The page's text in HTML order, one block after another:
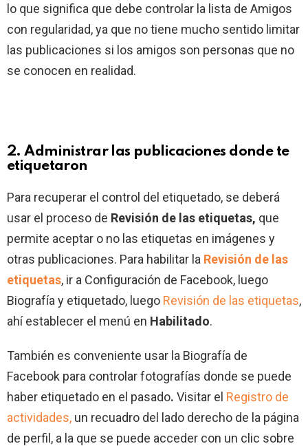
lo que significa que debe controlar la lista de Amigos
con regularidad, ya que no tiene mucho sentido limitar
las publicaciones si los amigos son personas que no
se conocen en realidad.
2. Administrar las publicaciones donde te
etiquetaron
Para recuperar el control del etiquetado, se deberá
usar el proceso de Revisión de las etiquetas, que
permite aceptar o no las etiquetas en imágenes y
otras publicaciones. Para habilitar la Revisión de las
etiquetas, ir a Configuración de Facebook, luego
Biografía y etiquetado, luego Revisión de las etiquetas,
ahí establecer el menú en Habilitado.
También es conveniente usar la Biografía de
Facebook para controlar fotografías donde se puede
haber etiquetado en el pasado. Visitar el Registro de
actividades, un recuadro del lado derecho de la página
de perfil, a la que se puede acceder con un clic sobre